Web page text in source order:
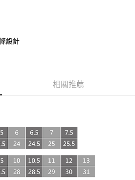
需綁卡、不需儲值。
程】
先享後付」後，將跳轉至「AFTEE先享後付」
認金額後，即可完成結帳。
到繳費通知簡訊。
內，點擊此簡訊中的連結，可透過四大超商／
行付款，方視為交易完成。
以上)免運費
以上)免運費
設計
相關推薦